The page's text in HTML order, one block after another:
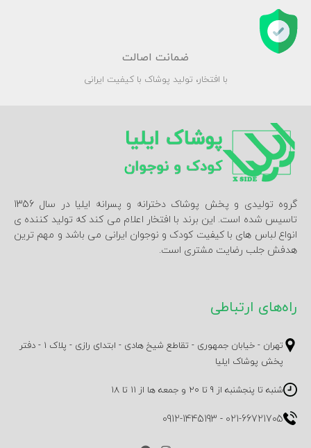
ضمانت اصالت
با افتخار، تولید پوشاک با کیفیت ایرانی
گروه تولیدی و پخش پوشاک دخترانه و پسرانه ایلیا در سال 1356
تاسیس شده است. این برند با افتخار اعلام می کند که تولید کننده ی
انواع لباس های با کیفیت کودک و نوجوان ایرانی می باشد و مهم ترین
هدفش جلب رضایت مشتری است.
راه‌های ارتباطی
تهران - خیابان جمهوری - تقاطع شیخ هادی - ابتدای رازی - پلاک 1 - دفتر
پخش پوشاک ایلیا
شنبه تا پنجشنبه از 9 تا 20 و جمعه ها از 11 تا 18
021-66721705
-
0912-1445193